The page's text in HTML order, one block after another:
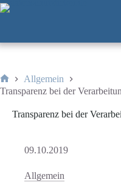
Zum
Inhalt
Start
Allgemein
Transparenz bei der
Transparenz bei der
09.10.2019
Allgemein